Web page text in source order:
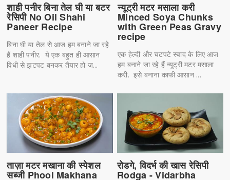
शाही पनीर बिना तेल घी या बटर
रेसिपी No Oil Shahi
Paneer Recipe
बिना घी या तेल से आज हम बनाने जा रहे
हैं शाही पनीर. ये एक बहुत ही आसान
विधी से झटपट बनकर तैयार हो ज...
न्यूट्री मटर मसाला करी
Minced Soya Chunks
with Green Peas Gravy
recipe
एक हेल्दी और चटपटे स्वाद के लिए आज
हम बनाने जा रहे हैं न्यूट्री मटर मसाला
करी. इसे बनाना काफी आसान ...
ताज़ा मटर मखाना की स्पेशल
सब्जी Phool Makhana
रोडगे, विदर्भ की खास रेसिपी
Rodga - Vidarbha